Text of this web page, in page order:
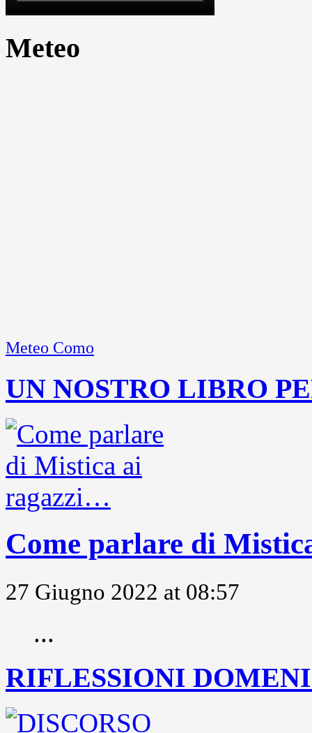
Meteo
Meteo Como
UN NOSTRO LIBRO
Come parlare di
27 Giugno 2022 at 08:57
...
RIFLESSIONI